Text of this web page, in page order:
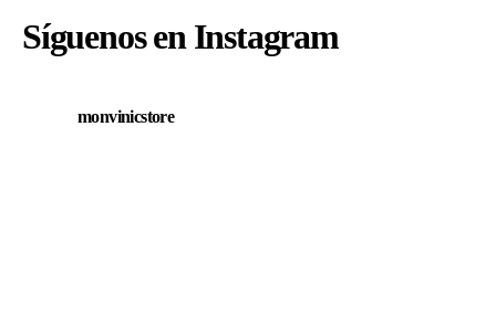
Síguenos en Instagram
monvinicstore